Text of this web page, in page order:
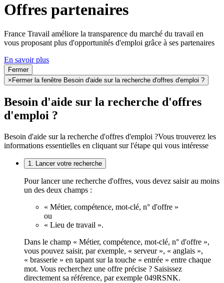
Offres partenaires
France Travail améliore la transparence du marché du travail en
vous proposant plus d'opportunités d'emploi grâce à ses partenaires
En savoir plus
Fermer
× Fermer la fenêtre Besoin d'aide sur la recherche d'offres d'emploi ?
Besoin d'aide sur la recherche d'offres
d'emploi ?
Besoin d'aide sur la recherche d'offres d'emploi ?Vous trouverez les
informations essentielles en cliquant sur l'étape qui vous intéresse
1. Lancer votre recherche
Pour lancer une recherche d'offres, vous devez saisir au moins
un des deux champs :
« Métier, compétence, mot-clé, n° d'offre »
ou
« Lieu de travail ».
Dans le champ « Métier, compétence, mot-clé, n° d'offre »,
vous pouvez saisir, par exemple, « serveur », « anglais »,
« brasserie » en tapant sur la touche « entrée » entre chaque
mot. Vous recherchez une offre précise ? Saisissez
directement sa référence, par exemple 049RSNK.